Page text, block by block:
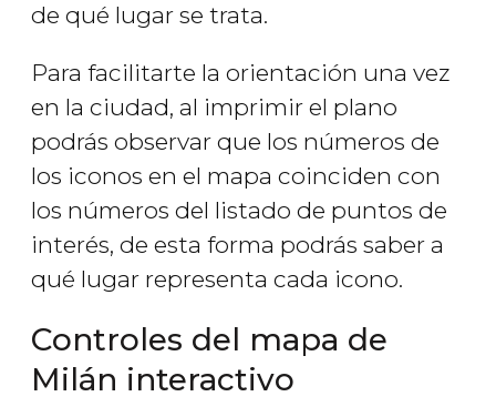
de qué lugar se trata.
Para facilitarte la orientación una vez
en la ciudad, al imprimir el plano
podrás observar que los números de
los iconos en el mapa coinciden con
los números del listado de puntos de
interés, de esta forma podrás saber a
qué lugar representa cada icono.
Controles del mapa de
Milán interactivo